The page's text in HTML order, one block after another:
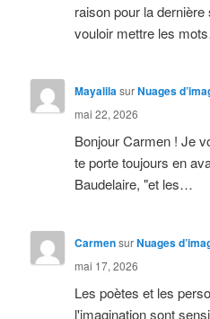
raison pour la
vouloir mettre les
MayalilasurNuages
mai 22, 2026
Bonjour Carmen ! Je
te porte toujours en
Baudelaire, "et les…
CarmensurNuages
mai 17, 2026
Les poètes et les
l'imagination sont